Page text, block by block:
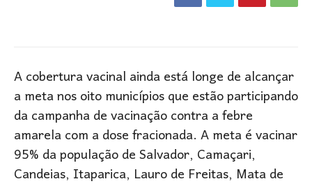
A cobertura vacinal ainda está longe de alcançar
a meta nos oito municípios que estão participando
da campanha de vacinação contra a febre
amarela com a dose fracionada. A meta é vacinar
95% da população de Salvador, Camaçari,
Candeias, Itaparica, Lauro de Freitas, Mata de